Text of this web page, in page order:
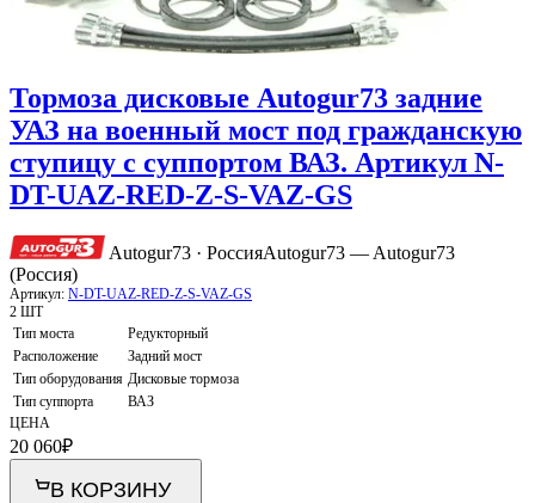
Тормоза дисковые Autogur73 задние
УАЗ на военный мост под гражданскую
ступицу с суппортом ВАЗ. Артикул N-
DT-UAZ-RED-Z-S-VAZ-GS
Autogur73 · РоссияAutogur73 — Autogur73
(Россия)
Артикул: N-DT-UAZ-RED-Z-S-VAZ-GS
2 ШТ
Тип моста
Редукторный
Расположение
Задний мост
Тип оборудования Дисковые тормоза
Тип суппорта
ВАЗ
ЦЕНА
20 060₽
В КОРЗИНУ